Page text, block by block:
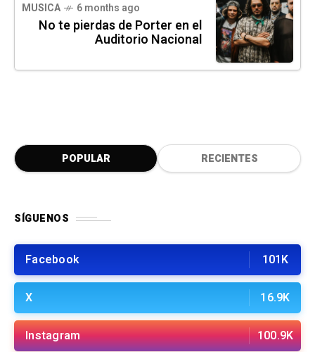
MUSICA 6 months ago
No te pierdas de Porter en el
Auditorio Nacional
POPULAR RECIENTES
SÍGUENOS
Facebook 101K
X 16.9K
Instagram 100.9K